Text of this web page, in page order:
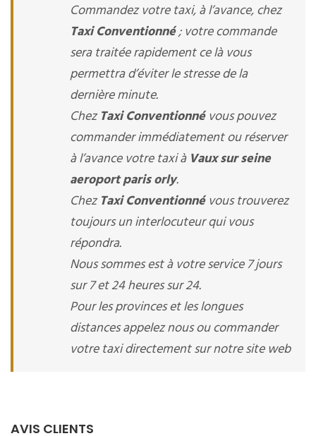
Commandez votre taxi, à l’avance, chez
Taxi Conventionné; votre commande
sera traitée rapidement ce là vous
permettra d’éviter le stresse de la
dernière minute.
ChezTaxi Conventionnévous pouvez
commander immédiatement ou réserver
à l’avance votre taxi à Vaux sur seine
aeroport paris orly.
ChezTaxi Conventionnévous trouverez
toujours un interlocuteur qui vous
répondra.
Nous sommes est à votre service 7 jours
sur 7 et 24 heures sur 24.
Pour les provinces et les longues
distances appelez nous ou commander
votre taxi directement sur notre site web
AVIS CLIENTS